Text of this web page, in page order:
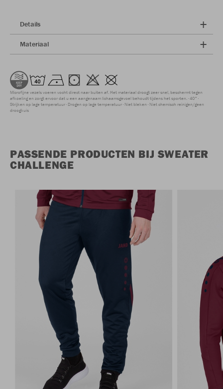
Details
Materiaal
Microfijne vezels voeren vocht direct naar buiten af. Het materiaal droogt zeer snel, beschermt tegen
afkoeling en zorgt ervoor dat u een aangenaam lichaamsgevoel behoudt tijdens het sporten. 40°
Strijken op lage temperatuur Drogen op lage temperatuur Niet bleken Niet chemisch reinigen/geen
droogkuis
PASSENDE PRODUCTEN BIJ SWEATER
CHALLENGE